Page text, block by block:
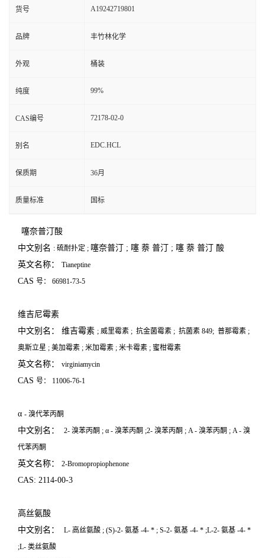
货号 A19242719801
品牌 丰竹林化学
外观 桶装
纯度 99%
CAS编号 72178-02-0
别名 EDC.HCL
保质期 36月
质量标准 国标
噻奈普汀酸
中文别名 : 硫耐扑定 ; 噻奈普汀 ; 噻 萘 普汀 ; 噻 萘 普汀 酸
英文名称： Tianeptine
CAS 号： 66981-73-5
维吉尼霉素
中文别名： 维吉霉素 ; 威里霉素 ; 抗金菌霉素 ; 抗菌素 849; 普那霉素 ;
奥斯立星 ; 美加霉素 ; 米加霉素 ; 米卡霉素 ; 蜜柑霉素
英文名称： virginiamycin
CAS 号： 11006-76-1
α - 溴代苯丙酮
中文别名： 2- 溴苯丙酮 ; α - 溴苯丙酮 ;2- 溴苯丙酮 ; Α- 溴苯丙酮 ; Α- 溴
代苯丙酮
英文名称： 2-Bromopropiophenone
CAS: 2114-00-3
高丝氨酸
中文别名： L- 高丝氨酸 ; (S)-2- 氨基 -4- * ; S-2- 氨基 -4- * ;L-2- 氨基 -4- *
;L- 类丝氨酸